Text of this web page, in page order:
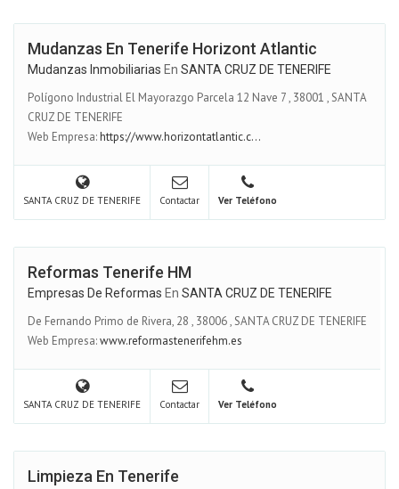
Mudanzas En Tenerife Horizont Atlantic
Mudanzas Inmobiliarias En SANTA CRUZ DE TENERIFE
Polígono Industrial El Mayorazgo Parcela 12 Nave 7, 38001 ,SANTA
CRUZ DE TENERIFE
Web Empresa:https://www.horizontatlantic.c...
SANTA CRUZ DE TENERIFE Contactar Ver Teléfono
Reformas Tenerife HM
Empresas De Reformas En SANTA CRUZ DE TENERIFE
De Fernando Primo de Rivera, 28 , 38006,SANTA CRUZ DE TENERIFE
Web Empresa:www.reformastenerifehm.es
SANTA CRUZ DE TENERIFE Contactar Ver Teléfono
Limpieza En Tenerife